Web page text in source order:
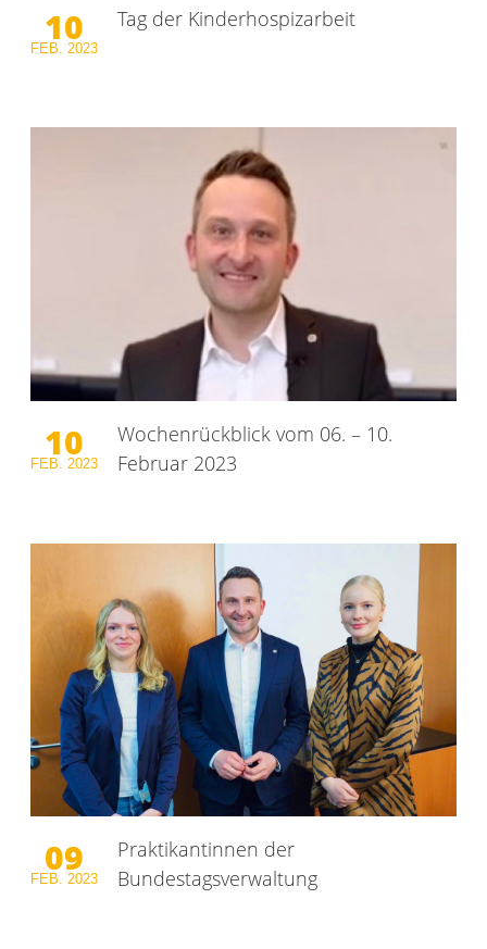
10
FEB. 2023
Tag der Kinderhospizarbeit
10
FEB. 2023
Wochenrückblick vom 06. – 10.
Februar 2023
09
FEB.2023
Praktikantinnen der
Bundestagsverwaltung